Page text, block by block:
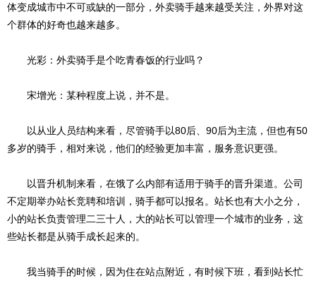
体变成城市中不可或缺的一部分，外卖骑手越来越受关注，外界对这
个群体的好奇也越来越多。
光彩：外卖骑手是个吃青春饭的行业吗？
宋增光：某种程度上说，并不是。
以从业人员结构来看，尽管骑手以80后、90后为主流，但也有50
多岁的骑手，相对来说，他们的经验更加丰富，服务意识更强。
以晋升机制来看，在饿了么内部有适用于骑手的晋升渠道。公司
不定期举办站长竞聘和培训，骑手都可以报名。站长也有大小之分，
小的站长负责管理二三十人，大的站长可以管理一个城市的业务，这
些站长都是从骑手成长起来的。
我当骑手的时候，因为住在站点附近，有时候下班，看到站长忙